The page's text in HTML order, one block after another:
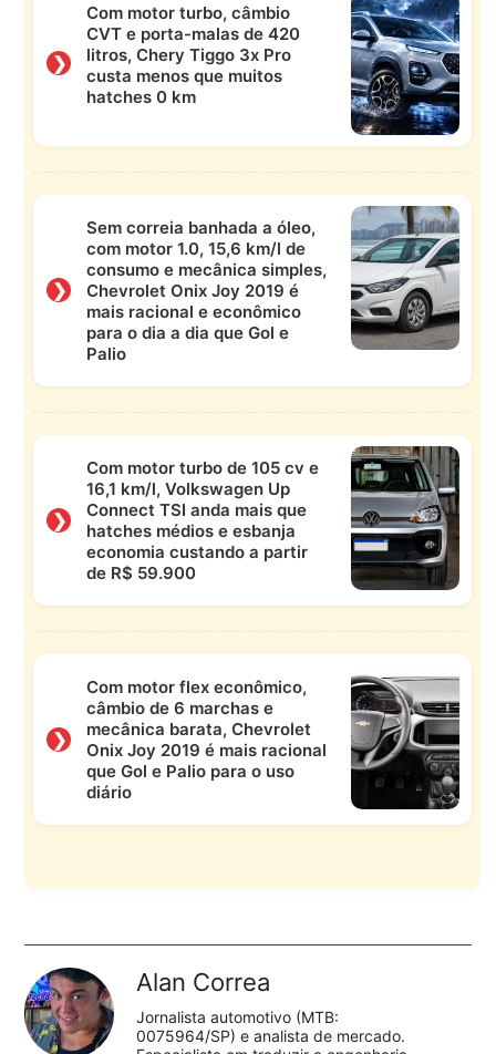
❯
Com motor turbo, câmbio
CVT e porta-malas de 420
litros, Chery Tiggo 3x Pro
custa menos que muitos
hatches 0 km
❯
Sem correia banhada a óleo,
com motor 1.0, 15,6 km/l de
consumo e mecânica simples,
Chevrolet Onix Joy 2019 é
mais racional e econômico
para o dia a dia que Gol e
Palio
❯
Com motor turbo de 105 cv e
16,1 km/l, Volkswagen Up
Connect TSI anda mais que
hatches médios e esbanja
economia custando a partir
de R$ 59.900
❯
Com motor flex econômico,
câmbio de 6 marchas e
mecânica barata, Chevrolet
Onix Joy 2019 é mais racional
que Gol e Palio para o uso
diário
Alan Correa
Jornalista automotivo (MTB:
0075964/SP) e analista de mercado.